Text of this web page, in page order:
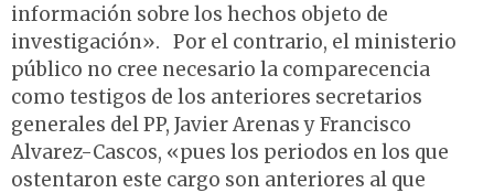
información sobre los hechos objeto de
investigación». Por el contrario, el ministerio
público no cree necesario la comparecencia
como testigos de los anteriores secretarios
generales del PP, Javier Arenas y Francisco
Alvarez-Cascos, «pues los periodos en los que
ostentaron este cargo son anteriores al que